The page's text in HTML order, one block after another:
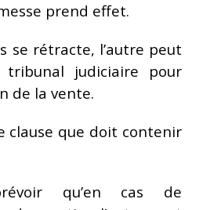
prend effet.
se rétracte, l’autre peut
tribunal judiciaire pour
de la vente.
clause que doit contenir
qu’en cas de